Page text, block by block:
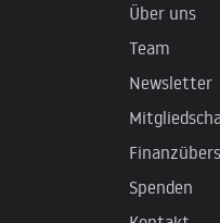
Über uns
Team
Newsletter
Spenden